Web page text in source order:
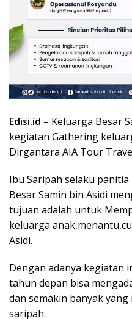
Edisi.id – Keluarga Besar
kegiatan Gathering
Dirgantara AIA Tour
Ibu Saripah selaku
Besar Samin bin Asidi
tujuan adalah untuk
keluarga
Asidi.
Dengan adanya kegiatan
tahun depan bisa
dan semakin banyak
saripah.